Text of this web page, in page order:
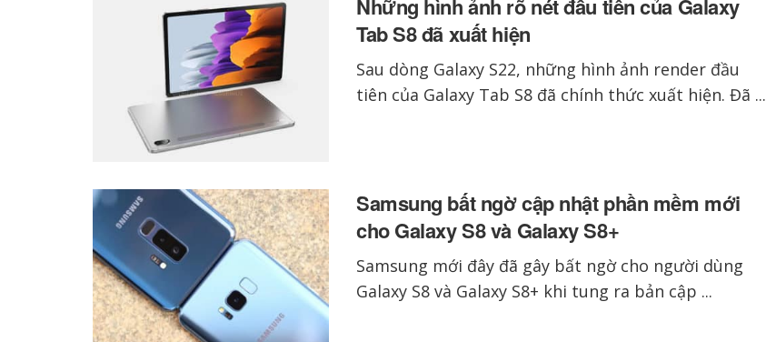
Những hình ảnh rõ nét đầu tiên của Galaxy
Tab S8 đã xuất hiện
Sau dòng Galaxy S22, những hình ảnh render đầu
tiên của Galaxy Tab S8 đã chính thức xuất hiện. Đã ...
Samsung bất ngờ cập nhật phần mềm mới
cho Galaxy S8 và Galaxy S8+
Samsung mới đây đã gây bất ngờ cho người dùng
Galaxy S8 và Galaxy S8+ khi tung ra bản cập ...